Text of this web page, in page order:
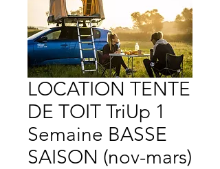
LOCATION TENTE
DE TOIT TriUp 1
Semaine BASSE
SAISON (nov-mars)